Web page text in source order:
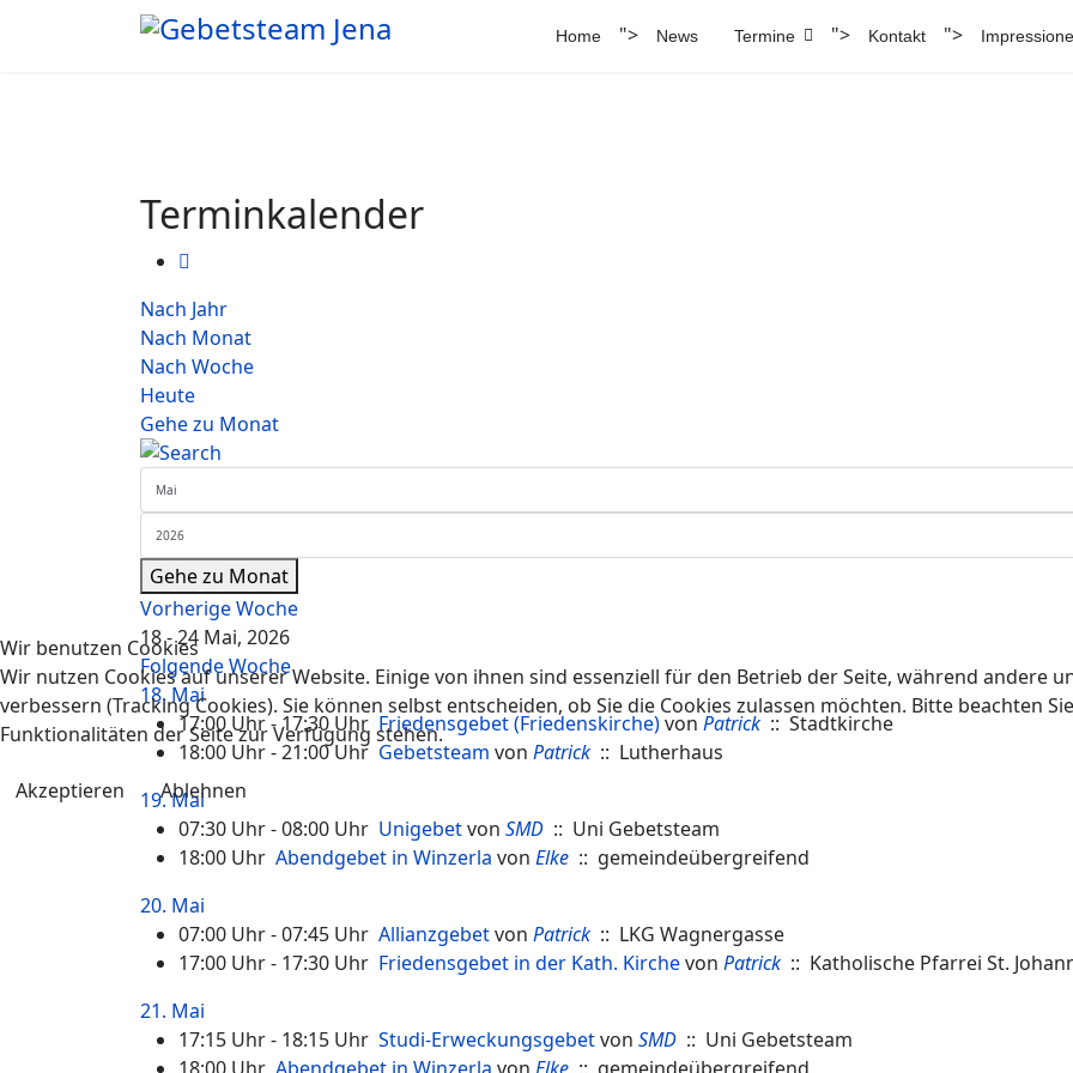
Home "> News Termine "> Kontakt ">
Terminkalender
Nach Jahr
Nach Monat
Nach Woche
Heute
Gehe zu Monat
Gehe zu Monat
Vorherige Woche
18 - 24 Mai, 2026
Folgende Woche
18. Mai
17:00 Uhr - 17:30 Uhr Friedensgebet (Friedenskirche)von Patrick :: Stadtkirche
18:00 Uhr - 21:00 Uhr Gebetsteam von Patrick :: Lutherhaus
19. Mai
07:30 Uhr - 08:00 Uhr Unigebetvon SMD :: Uni Gebetsteam
18:00 Uhr Abendgebet in Winzerla von Elke :: gemeindeübergreifend
20. Mai
07:00 Uhr - 07:45 Uhr Allianzgebetvon Patrick :: LKG Wagnergasse
17:00 Uhr - 17:30 Uhr Friedensgebet in der Kath. Kirchevon Patrick :: Katholische Pfarrei St.
21. Mai
17:15 Uhr - 18:15 Uhr Studi-Erweckungsgebetvon SMD :: Uni Gebetsteam
Wir benutzen Cookies
Wir nutzen Cookies auf unserer Website. Einige von ihnen sind essenziell für den Betrieb der Seite, während andere
verbessern (Tracking Cookies). Sie können selbst entscheiden, ob Sie die Cookies zulassen möchten. Bitte beachten
Funktionalitäten der Seite zur Verfügung stehen.
Akzeptieren Ablehnen